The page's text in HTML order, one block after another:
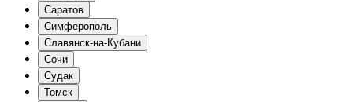
Саратов
Симферополь
Славянск-на-Кубани
Сочи
Судак
Томск